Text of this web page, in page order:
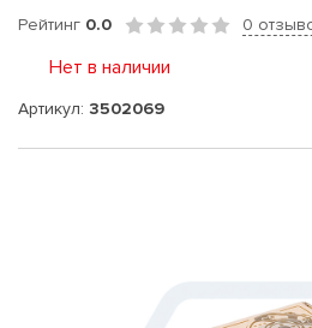
Рейтинг 0.0 0
Нет в наличии
Артикул: 3502069